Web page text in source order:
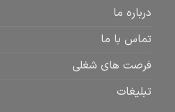
درباره ما
تماس با ما
فرصت های شغلی
تبلیغات